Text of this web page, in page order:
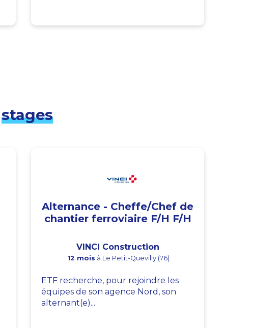
stages
Alternance - Cheffe/Chef de
chantier ferroviaire F/H F/H
VINCI Construction
12 mois à Le Petit-Quevilly (76)
ETF recherche, pour rejoindre les
équipes de son agence Nord, son
alternant(e)...